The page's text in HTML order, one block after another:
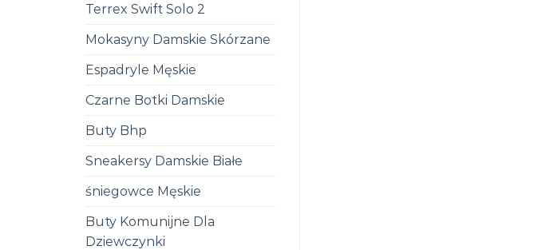
Terrex Swift Solo 2
Mokasyny Damskie Skórzane
Espadryle Męskie
Czarne Botki Damskie
Buty Bhp
Sneakersy Damskie Białe
śniegowce Męskie
Buty Komunijne Dla
Dziewczynki